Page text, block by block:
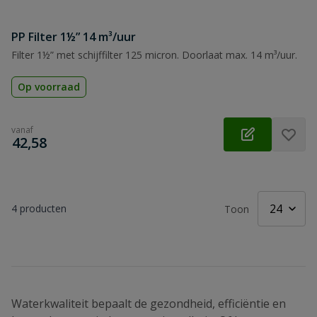
PP Filter 1½” 14 m³/uur
Filter 1½” met schijffilter 125 micron. Doorlaat max. 14 m³/uur.
Op voorraad
vanaf
€
42,58
4 producten Toon
Waterkwaliteit bepaalt de gezondheid, efficiëntie en